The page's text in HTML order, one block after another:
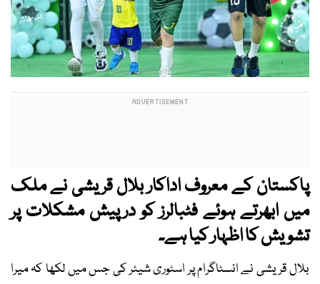
پاکستان کے معروف اداکار بلال قریشی نے ملک
میں ابھرتے ہوئے فٹبالرز کو درپیش مشکلات پر
تشویش کا اظہار کیا ہے۔
بلال قریشی نے انسٹاگرام پر اسٹوری شیئر کی جس میں لکھا کہ میرا